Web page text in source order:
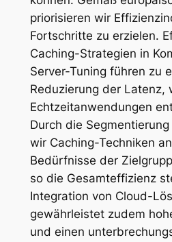
priorisieren wir
Fortschritte zu erzielen.
Caching-Strategien in
Server-Tuning führen zu
Reduzierung der Latenz,
Echtzeitanwendungen
Durch die
wir Caching-Techniken
Bedürfnisse der
so die Gesamteffizienz
Integration von Cloud-
gewährleistet zudem
und einen